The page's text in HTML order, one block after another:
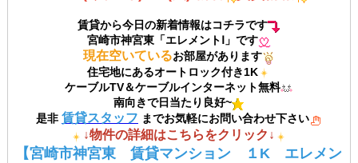
賃貸から今日の新着情報はコチラです
宮崎市神宮東「エレメントⅠ」です
現在空いているお部屋があります
住宅地にあるオートロック付き1K
ケーブルTV＆ケーブルインターネット無料
南向きで日当たり良好~
是非 賃貸スタッフ までお気軽にお問い合わせ下さい
↓物件の詳細はこちらをクリック↓
【宮崎市神宮東 賃貸マンション １K エレメン